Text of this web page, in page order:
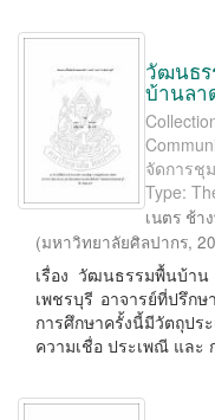
วัฒนธร
บ้านลา
จัดการชุ
Type:
เนตร ช้า
(มหาวิทยาลัยศิลปากร,
เรื่อง วัฒนธรรมพื้นบ้า
เพชรบุรี อาจารย์ที่ปรึก
การศึกษาครั้งนี้มีวัตถุป
ความเชื่อ ประเพณี และ